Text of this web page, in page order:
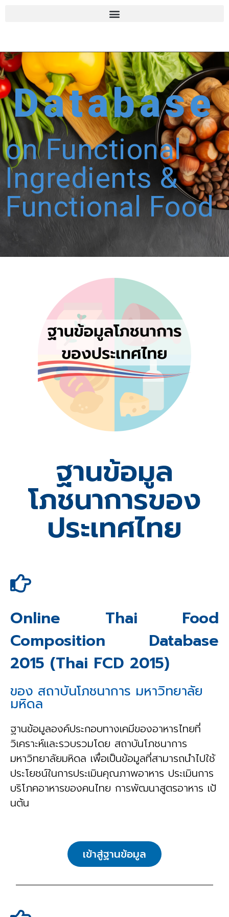
Database
on Functional
Ingredients &
Functional Food
ฐานข้อมูล
โภชนาการของ
ประเทศไทย
Online Thai Food
Composition Database
2015 (Thai FCD 2015)
ของ สถาบันโภชนาการ มหาวิทยาลัย
มหิดล
ฐานข้อมูลองค์ประกอบทางเคมีของอาหารไทยที่
วิเคราะห์และรวบรวมโดย สถาบันโภชนาการ
มหาวิทยาลัยมหิดล เพื่อเป็นข้อมูลที่สามารถนำไปใช้
ประโยชน์ในการประเมินคุณภาพอาหาร ประเมินการ
บริโภคอาหารของคนไทย การพัฒนาสูตรอาหาร เป้
นต้น
เข้าสู่ฐานข้อมูล